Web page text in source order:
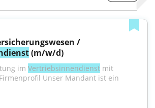
(m/w/d)
im Vertriebsinnendienst mit
Unser Mandant ist ein